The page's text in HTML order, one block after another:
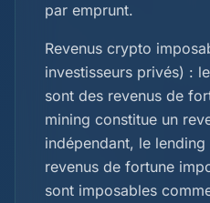
par emprunt.
Revenus crypto
investisseurs privés) :
sont des revenus de
mining constitue un
indépendant, le
revenus de fortune
sont imposables